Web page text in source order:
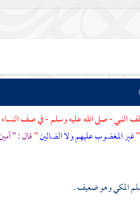
النبي - صلى الله عليه وسلم - في صف
غير المغضوب عليهم ولا الضالين"قال : "
المكيوهو ضعيف .